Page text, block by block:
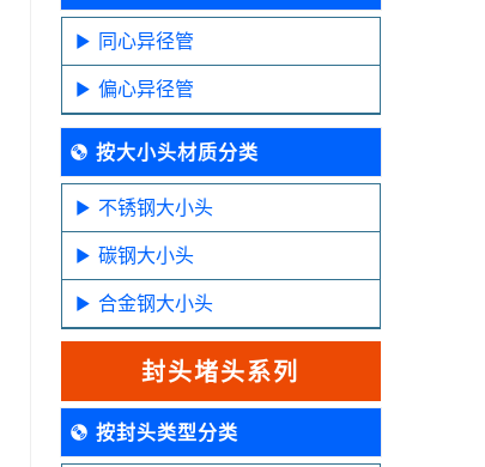
同心异径管
偏心异径管
按大小头材质分类
不锈钢大小头
碳钢大小头
合金钢大小头
封头堵头系列
按封头类型分类